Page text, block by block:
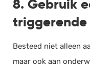
8. Gebruik
Besteed niet alleen
maar ook aan